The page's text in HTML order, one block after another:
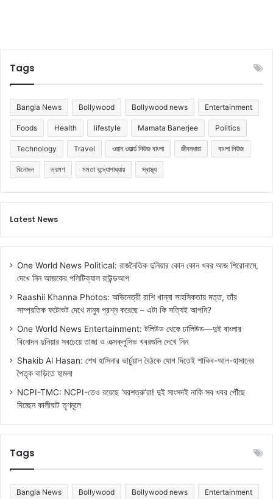
Tags
Bangla News Bollywood Bollywood news Entertainment
Foods Health lifestyle Mamata Banerjee Politics
Technology Travel ওয়ান ওয়ার্ল্ড নিউজ বাংলা জীবনধারা বাংলা নিউজ
বিনোদন ভ্রমণ মমতা বন্দ্যোপাধ্যায় স্বাস্থ্য
Latest News
One World News Political: রাজনৈতিক দুনিয়ার কোন কোন খবর আজ শিরোনামে,
দেখে নিন আজকের পলিটিক্যাল রাউন্ডআপ
Raashii Khanna Photos: অভিনেত্রী রাশি খান্না সাহসিকতায় মত্ত, তাঁর
সাম্প্রতিক ফটোশুট দেখে মানুষ প্রশ্ন করেছে – এটা কি সত্যিই আপনি?
One World News Entertainment: টলিউড থেকে ঢালিউড—দুই বাংলার
বিনোদন দুনিয়ার সবচেয়ে তাজা ও এক্সক্লুসিভ খবরগুলি দেখে নিন
Shakib Al Hasan: শেখ হাসিনার ভার্চুয়াল বৈঠকে যোগ দিতেই শাকিব-আল-হাসানের
পৈতৃক বাড়িতে হামলা
NCPI-TMC: NCPI-তেও রয়েছে ‘ঘরশত্রু’রা! দুই সাংসদই নাকি সব খবর পৌঁছে
দিচ্ছেন কালীঘাট তৃণমূলে
Tags
Bangla News Bollywood Bollywood news Entertainment